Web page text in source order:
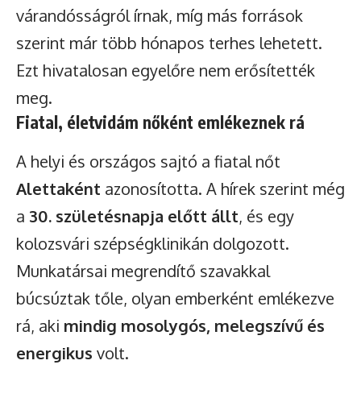
várandósságról írnak, míg más források
szerint már több hónapos terhes lehetett.
Ezt hivatalosan egyelőre nem erősítették
meg.
Fiatal, életvidám nőként emlékeznek rá
A helyi és országos sajtó a fiatal nőt
Alettaként azonosította. A hírek szerint még
a 30. születésnapja előtt állt, és egy
kolozsvári szépségklinikán dolgozott.
Munkatársai megrendítő szavakkal
búcsúztak tőle, olyan emberként emlékezve
rá, aki mindig mosolygós, melegszívű és
energikus volt.
Watch Ad to Continue Browsing
You will be able to continue browsing for 24 hours after
watching the ad.